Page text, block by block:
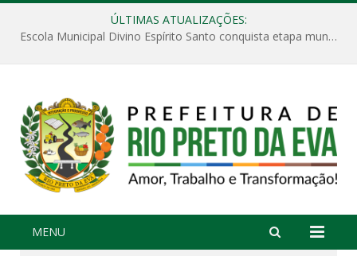
ÚLTIMAS ATUALIZAÇÕES:
Escola Municipal Divino Espírito Santo conquista etapa municipal da V Feira Amazonense de Matemática
MENU